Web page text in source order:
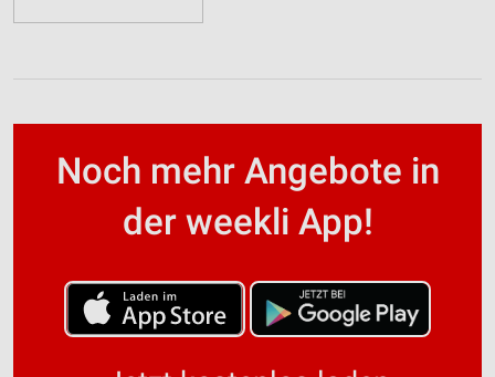
Noch mehr Angebote in
der weekli App!